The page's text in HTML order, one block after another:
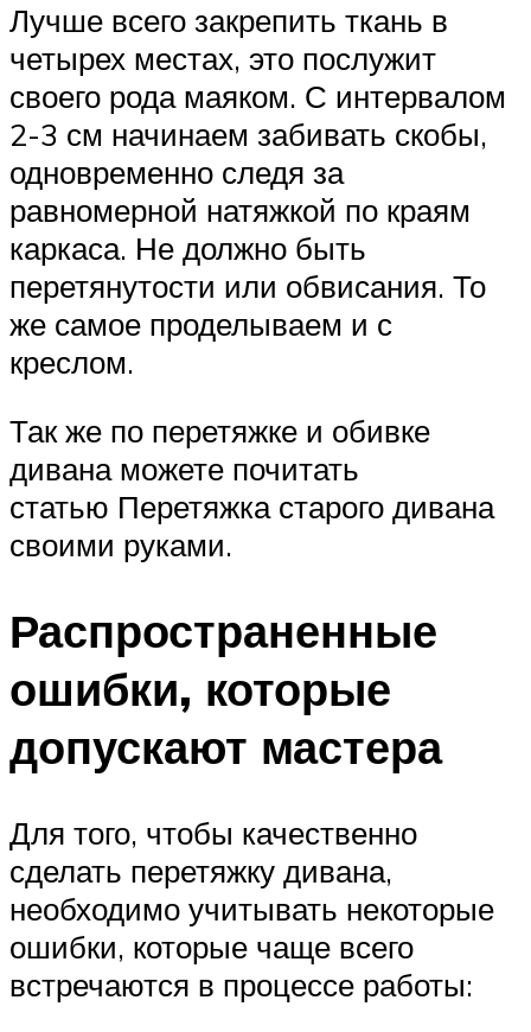
Лучше всего закрепить ткань в
четырех местах, это послужит
своего рода маяком. С интервалом
2-3 см начинаем забивать скобы,
одновременно следя за
равномерной натяжкой по краям
каркаса. Не должно быть
перетянутости или обвисания. То
же самое проделываем и с
креслом.
Так же по перетяжке и обивке
дивана можете почитать
статью Перетяжка старого дивана
своими руками.
Распространенные
ошибки, которые
допускают мастера
Для того, чтобы качественно
сделать перетяжку дивана,
необходимо учитывать некоторые
ошибки, которые чаще всего
встречаются в процессе работы: